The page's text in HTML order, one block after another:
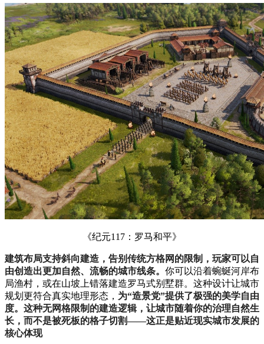
《纪元117：罗马和平》
建筑布局支持斜向建造，告别传统方格网的限制，玩家可以自
由创造出更加自然、流畅的城市线条。 你可以沿着蜿蜒河岸布
局渔村，或在山坡上错落建造罗马式别墅群。这种设计让城市
规划更符合真实地理形态， 为“造景党”提供了极强的美学自由
度。这种无网格限制的建造逻辑，让城市随着你的治理自然生
长，而不是被死板的格子切割——这正是贴近现实城市发展的
核心体现